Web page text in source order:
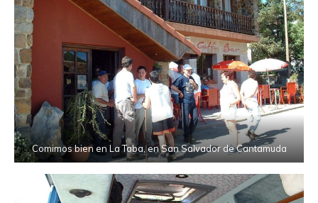
Comimos bien en La Taba, en San Salvador de Cantamuda